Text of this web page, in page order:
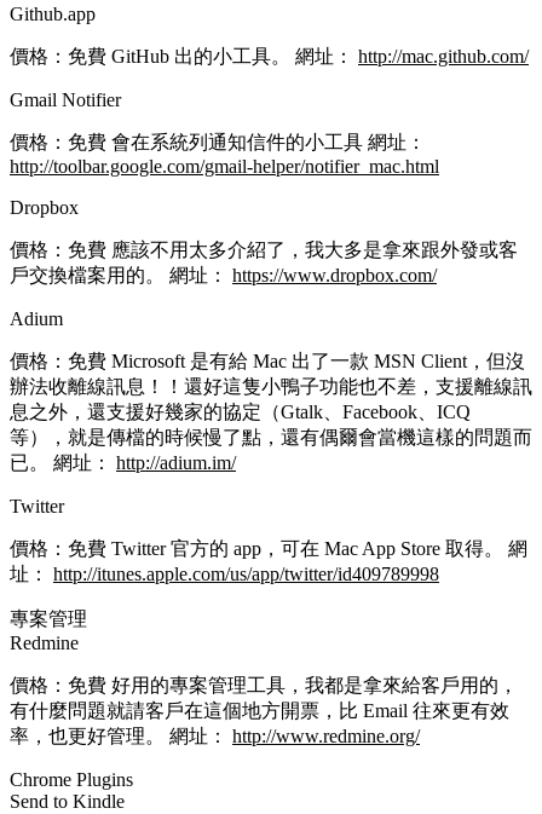
Github.app
價格：免費 GitHub 出的小工具。 網址： http://mac.github.com/
Gmail Notifier
價格：免費 會在系統列通知信件的小工具 網址：
http://toolbar.google.com/gmail-helper/notifier_mac.html
Dropbox
價格：免費 應該不用太多介紹了，我大多是拿來跟外發或客
戶交換檔案用的。 網址： https://www.dropbox.com/
Adium
價格：免費 Microsoft 是有給 Mac 出了一款 MSN Client，但沒
辦法收離線訊息！！還好這隻小鴨子功能也不差，支援離線訊
息之外，還支援好幾家的協定（Gtalk、Facebook、ICQ
等），就是傳檔的時候慢了點，還有偶爾會當機這樣的問題而
已。 網址： http://adium.im/
Twitter
價格：免費 Twitter 官方的 app，可在 Mac App Store 取得。 網
址： http://itunes.apple.com/us/app/twitter/id409789998
專案管理
Redmine
價格：免費 好用的專案管理工具，我都是拿來給客戶用的，
有什麼問題就請客戶在這個地方開票，比 Email 往來更有效
率，也更好管理。 網址： http://www.redmine.org/
Chrome Plugins
Send to Kindle